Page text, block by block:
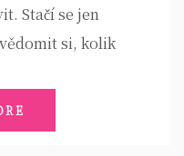
Stačí se jen
si, kolik